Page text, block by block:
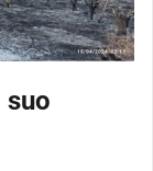
suo